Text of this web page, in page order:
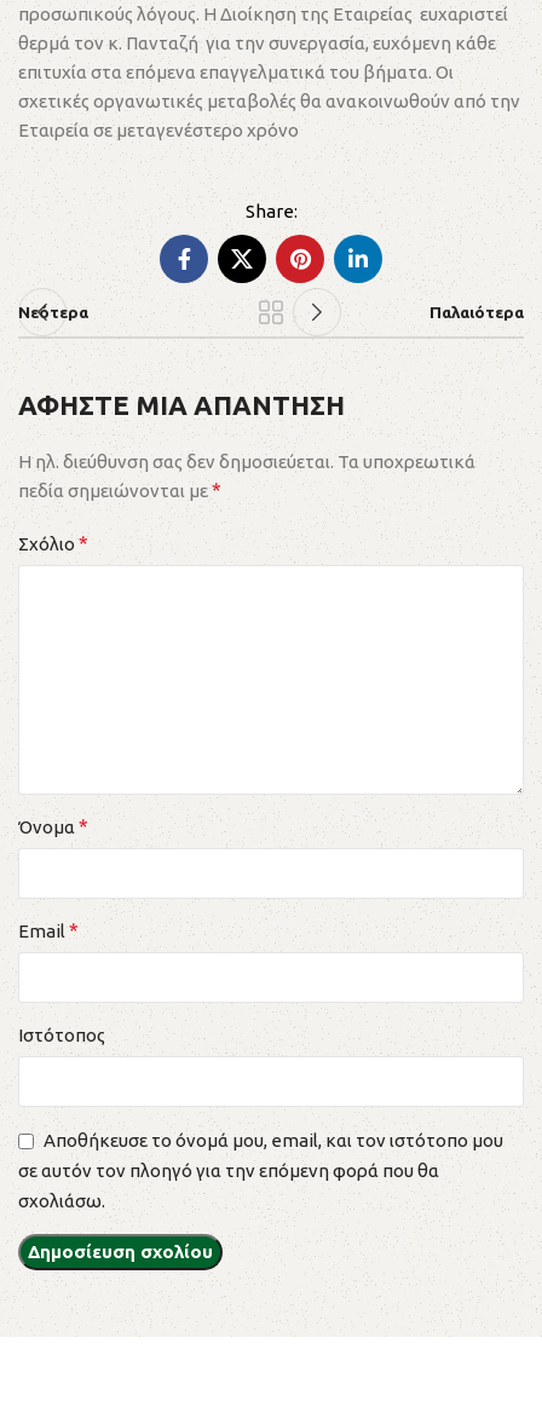
προσωπικούς λόγους. Η Διοίκηση της Εταιρείας ευχαριστεί
θερμά τον κ. Πανταζή για την συνεργασία, ευχόμενη κάθε
επιτυχία στα επόμενα επαγγελματικά του βήματα. Οι
σχετικές οργανωτικές μεταβολές θα ανακοινωθούν από την
Εταιρεία σε μεταγενέστερο χρόνο
Νεότερα Παλαιότερα
ΑΦΗΣΤΕ ΜΙΑ ΑΠΑΝΤΗΣΗ
Η ηλ. διεύθυνση σας δεν δημοσιεύεται. Τα υποχρεωτικά
πεδία σημειώνονται με*
Σχόλιο*
Όνομα *
Email*
Ιστότοπος
Αποθήκευσε το όνομά μου, email, και τον ιστότοπο μου
σε αυτόν τον πλοηγό για την επόμενη φορά που θα
σχολιάσω.